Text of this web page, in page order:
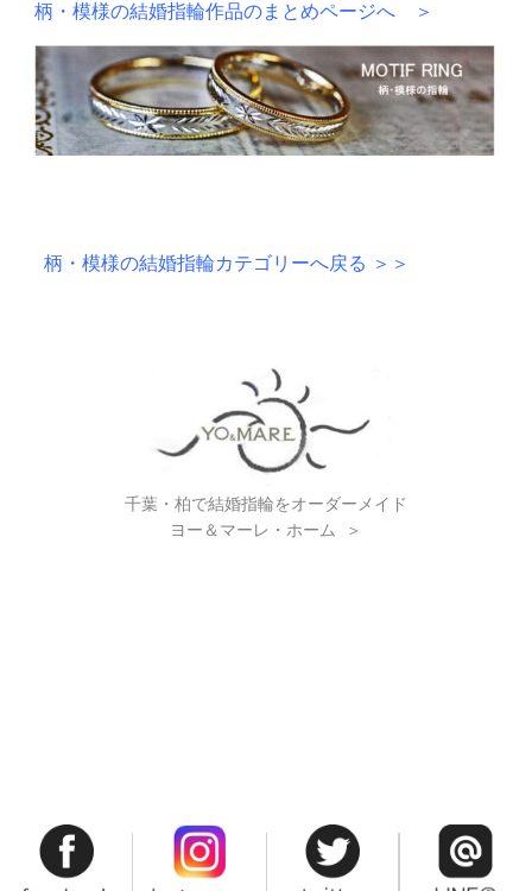
柄・模様の結婚指輪作品のまとめページへ ＞
柄・模様の結婚指輪カテゴリーへ戻る ＞＞
千葉・柏で結婚指輪をオーダーメイド
ヨー＆マーレ・ホーム
＞